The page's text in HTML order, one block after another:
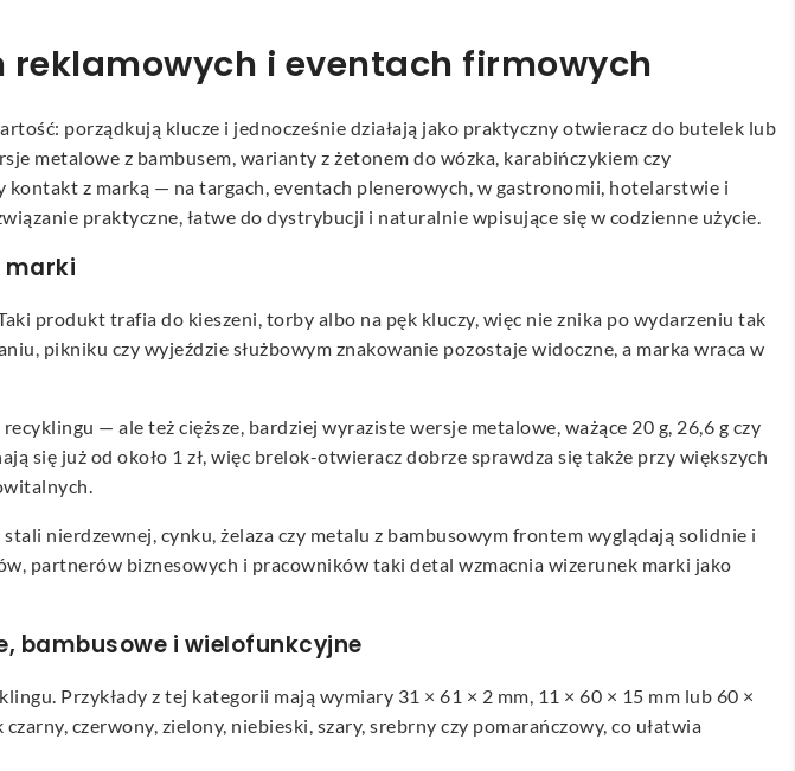
reklamowych i eventach firmowych
porządkują klucze i jednocześnie działają jako praktyczny otwieracz do butelek lub
metalowe z bambusem, warianty z żetonem do wózka, karabińczykiem czy
z marką — na targach, eventach plenerowych, w gastronomii, hotelarstwie i
praktyczne, łatwe do dystrybucji i naturalnie wpisujące się w codzienne użycie.
marki
produkt trafia do kieszeni, torby albo na pęk kluczy, więc nie znika po wydarzeniu tak
pikniku czy wyjeździe służbowym znakowanie pozostaje widoczne, a marka wraca w
— ale też cięższe, bardziej wyraziste wersje metalowe, ważące 20 g, 26,6 g czy
się już od około 1 zł, więc brelok-otwieracz dobrze sprawdza się także przy większych
nierdzewnej, cynku, żelaza czy metalu z bambusowym frontem wyglądają solidnie i
partnerów biznesowych i pracowników taki detal wzmacnia wizerunek marki jako
bambusowe i wielofunkcyjne
Przykłady z tej kategorii mają wymiary 31 × 61 × 2 mm, 11 × 60 × 15 mm lub 60 ×
czerwony, zielony, niebieski, szary, srebrny czy pomarańczowy, co ułatwia